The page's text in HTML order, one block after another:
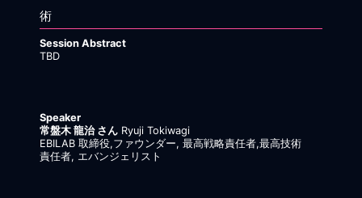
術
Session Abstract
TBD
Speaker
常盤木 龍治 さん Ryuji Tokiwagi
EBILAB 取締役,ファウンダー, 最高戦略責任者,最高技術
責任者, エバンジェリスト